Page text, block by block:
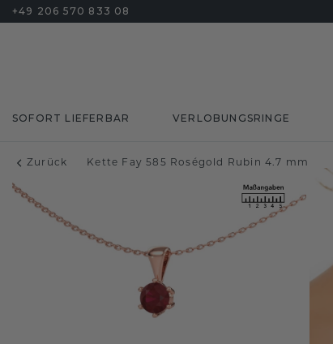
+49 206 570 833 08
SOFORT LIEFERBAR VERLOBUNGSRINGE
Zurück Kette Fay 585 Roségold Rubin 4.7 mm